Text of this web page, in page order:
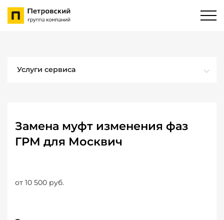
Услуги сервиса
Замена муфт изменения фаз
ГРМ для Москвич
от 10 500 руб.